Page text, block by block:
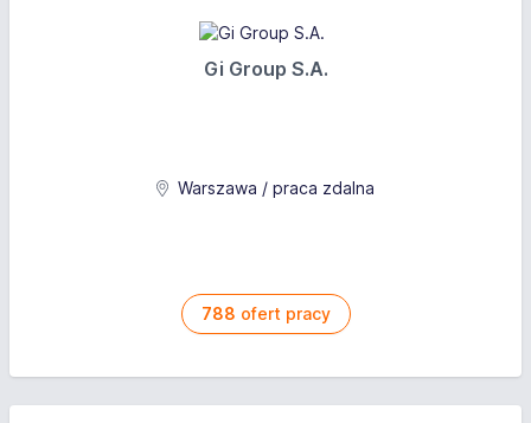
Gi Group S.A.
Warszawa / praca zdalna
788 ofert pracy